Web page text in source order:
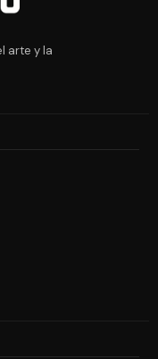
arte y la